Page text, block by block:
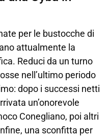
per le bustocche di
attualmente la
Reduci da un turno
nell’ultimo periodo
dopo i successi netti
un’onorevole
Conegliano, poi altri
una sconfitta per